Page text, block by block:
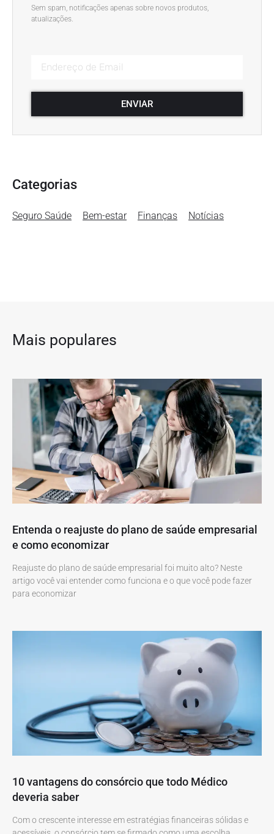
Sem spam, notificações apenas sobre novos produtos,
atualizações.
ENVIAR
Categorias
Seguro Saúde Bem-estar Finanças Notícias
Mais populares
Entenda o reajuste do plano de saúde empresarial
e como economizar
Reajuste do plano de saúde empresarial foi muito alto? Neste
artigo você vai entender como funciona e o que você pode fazer
para economizar
10 vantagens do consórcio que todo Médico
deveria saber
Com o crescente interesse em estratégias financeiras sólidas e